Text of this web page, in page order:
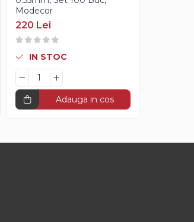
Modecor
220 Lei
IN STOC
Adauga in cos